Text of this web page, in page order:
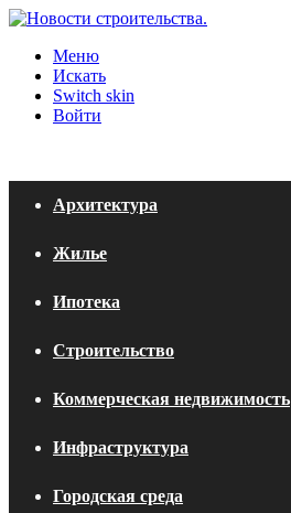
Меню
Искать
Switch skin
Войти
Архитектура
Жилье
Ипотека
Строительство
Коммерческая недвижимость
Инфраструктура
Городская среда